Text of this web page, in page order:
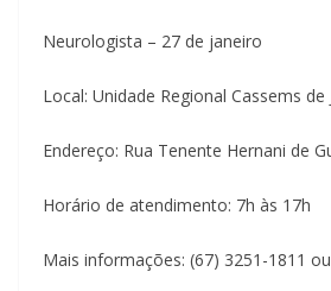
Neurologista – 27 de janeiro
Local: Unidade Regional Cassems de
Endereço: Rua Tenente Hernani de
Horário de atendimento: 7h às 17h
Mais informações: (67) 3251-1811